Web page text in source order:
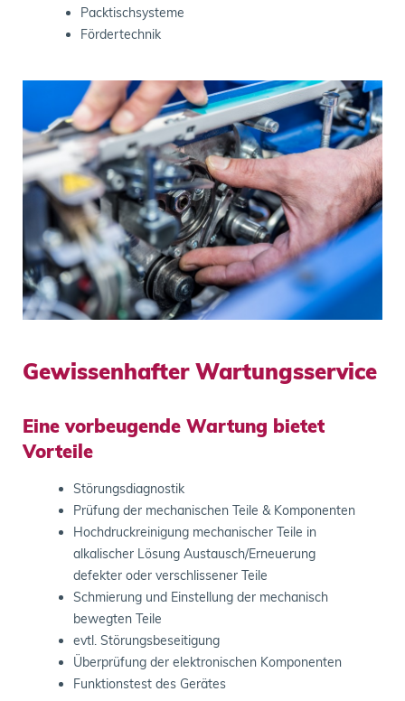
Packtischsysteme
Fördertechnik
Gewissenhafter Wartungsservice
Eine vorbeugende Wartung bietet
Vorteile
Störungsdiagnostik
Prüfung der mechanischen Teile & Komponenten
Hochdruckreinigung mechanischer Teile in
alkalischer Lösung Austausch/Erneuerung
defekter oder verschlissener Teile
Schmierung und Einstellung der mechanisch
bewegten Teile
evtl. Störungsbeseitigung
Überprüfung der elektronischen Komponenten
Funktionstest des Gerätes